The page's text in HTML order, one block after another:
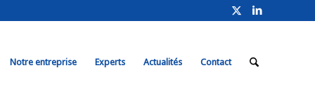
Notre entreprise Experts Actualités Contact